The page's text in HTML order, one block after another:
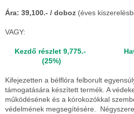
Ára: 39,100.- / doboz (éves
VAGY:
Kezdő részlet 9,775.-
(25%)
Kifejezetten a bélflóra felborult
támogatására készített termék. A
működésének és a kórokozókkal
védelmének megsegítésére.